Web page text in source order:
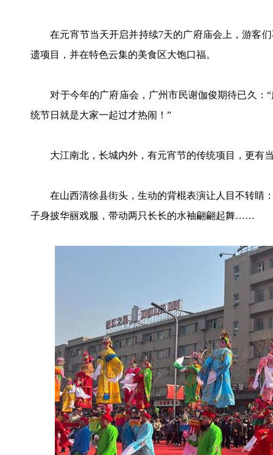
在元宵节当天开启并持续7天的广府庙会上，游客们
遗项目，并在特色云集的美食区大饱口福。
对于今年的广府庙会，广州市民谢伽俊期待已久：“
统节日就是大家一起过才热闹！”
大江南北，长城内外，有元宵节的传统项目，更有
在山西清徐县街头，生动的背棍表演让人目不转睛
子身披华丽戏服，带动两只长长的水袖翩翩起舞……